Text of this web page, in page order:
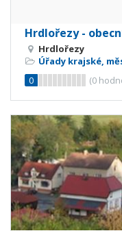
Hrdlořezy -
Hrdlořezy
Úřady krajské,
0
(0